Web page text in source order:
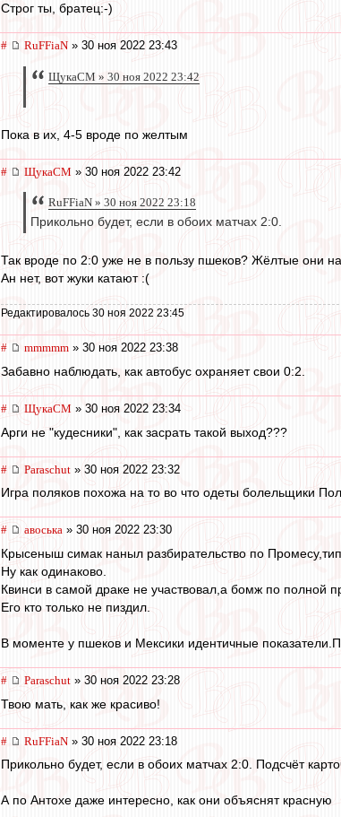
Строг ты, братец:-)
# RuFFiaN » 30 ноя 2022 23:43
ЩукаСМ » 30 ноя 2022 23:42
Пока в их, 4-5 вроде по желтым
# ЩукаСМ » 30 ноя 2022 23:42
RuFFiaN » 30 ноя 2022 23:18
Прикольно будет, если в обоих матчах 2:0.
Так вроде по 2:0 уже не в пользу пшеков? Жёлтые они
Ан нет, вот жуки катают :(
Редактировалось 30 ноя 2022 23:45
# mmmmm » 30 ноя 2022 23:38
Забавно наблюдать, как автобус охраняет свои 0:2.
# ЩукаСМ » 30 ноя 2022 23:34
Арги не "кудесники", как засрать такой выход???
# Paraschut » 30 ноя 2022 23:32
Игра поляков похожа на то во что одеты болельщики
# авоська » 30 ноя 2022 23:30
Крысеныш симак наныл разбирательство по
Ну как одинаково.
Квинси в самой драке не участвовал,а бомж по полной
Его кто только не пиздил.
В моменте у пшеков и Мексики идентичные
# Paraschut » 30 ноя 2022 23:28
Твою мать, как же красиво!
# RuFFiaN » 30 ноя 2022 23:18
Прикольно будет, если в обоих матчах 2:0. Подсчёт
А по Антохе даже интересно, как они объяснят красную